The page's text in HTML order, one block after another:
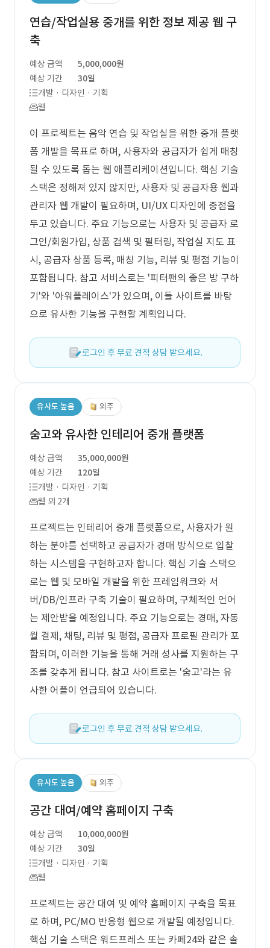
연습/작업실용 중개를 위한 정보 제공 웹 구
축
예상 금액
5,000,000원
예상 기간
30일
개발 · 디자인 · 기획
웹
이 프로젝트는 음악 연습 및 작업실을 위한 중개 플랫
폼 개발을 목표로 하며, 사용자와 공급자가 쉽게 매칭
될 수 있도록 돕는 웹 애플리케이션입니다. 핵심 기술
스택은 정해져 있지 않지만, 사용자 및 공급자용 웹과
관리자 웹 개발이 필요하며, UI/UX 디자인에 중점을
두고 있습니다. 주요 기능으로는 사용자 및 공급자 로
그인/회원가입, 상품 검색 및 필터링, 작업실 지도 표
시, 공급자 상품 등록, 매칭 기능, 리뷰 및 평점 기능이
포함됩니다. 참고 서비스로는 '피터팬의 좋은 방 구하
기'와 '아워플레이스'가 있으며, 이들 사이트를 바탕
으로 유사한 기능을 구현할 계획입니다.
로그인 후 무료 견적 상담 받으세요.
유사도 높음 외주
숨고와 유사한 인테리어 중개 플랫폼
예상 금액
35,000,000원
예상 기간
120일
개발 · 디자인 · 기획
웹 외 2개
프로젝트는 인테리어 중개 플랫폼으로, 사용자가 원
하는 분야를 선택하고 공급자가 경매 방식으로 입찰
하는 시스템을 구현하고자 합니다. 핵심 기술 스택으
로는 웹 및 모바일 개발을 위한 프레임워크와 서
버/DB/인프라 구축 기술이 필요하며, 구체적인 언어
는 제안받을 예정입니다. 주요 기능으로는 경매, 자동
월 결제, 채팅, 리뷰 및 평점, 공급자 프로필 관리가 포
함되며, 이러한 기능을 통해 거래 성사를 지원하는 구
조를 갖추게 됩니다. 참고 사이트로는 '숨고'라는 유
사한 어플이 언급되어 있습니다.
로그인 후 무료 견적 상담 받으세요.
유사도 높음 외주
공간 대여/예약 홈페이지 구축
예상 금액
10,000,000원
예상 기간
30일
개발 · 디자인 · 기획
웹
프로젝트는 공간 대여 및 예약 홈페이지 구축을 목표
로 하며, PC/MO 반응형 웹으로 개발될 예정입니다.
핵심 기술 스택은 워드프레스 또는 카페24와 같은 솔